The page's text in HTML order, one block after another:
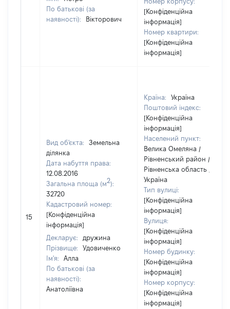
По батькові (за
наявності):
Вікторович
[Конфіденційна
інформація]
Номер квартири:
[Конфіденційна
інформація]
15
Вид об'єкта:
Земельна
ділянка
Дата набуття права:
12.08.2016
Загальна площа (м2):
32720
Кадастровий номер:
[Конфіденційна
інформація]
Декларує:
дружина
Прізвище:
Удовиченко
Ім'я:
Алла
По батькові (за
наявності):
Анатоліївна
Країна:
Україна
Поштовий індекс:
[Конфіденційна
інформація]
Населений пункт:
Велика Омеляна /
Рівненський район /
Рівненська область /
Україна
Тип вулиці:
[Конфіденційна
інформація]
Вулиця:
[Конфіденційна
інформація]
Номер будинку:
[Конфіденційна
інформація]
Номер корпусу:
[Конфіденційна
інформація]